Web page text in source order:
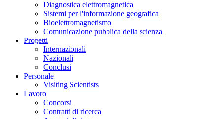
Diagnostica elettromagnetica
Sistemi per l'informazione geografica
Bioelettromagnetismo
Comunicazione pubblica della scienza
Progetti
Internazionali
Nazionali
Conclusi
Personale
Visiting Scientists
Lavoro
Concorsi
Contratti di ricerca